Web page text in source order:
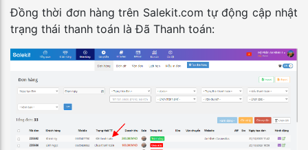
Đồng thời đơn hàng trên Salekit.com tự động cập nhật
trạng thái thanh toán là Đã Thanh toán: